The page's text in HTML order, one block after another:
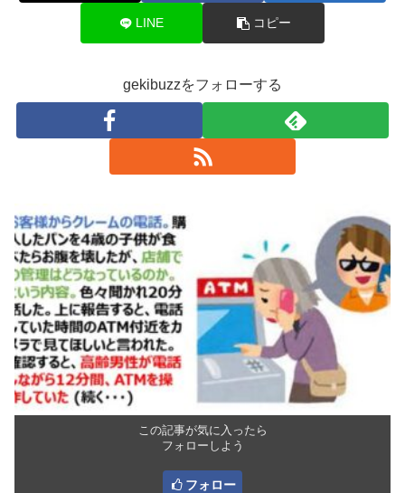
LINE コピー
gekibuzzをフォローする
この記事が気に入ったら
フォローしよう
フォロー